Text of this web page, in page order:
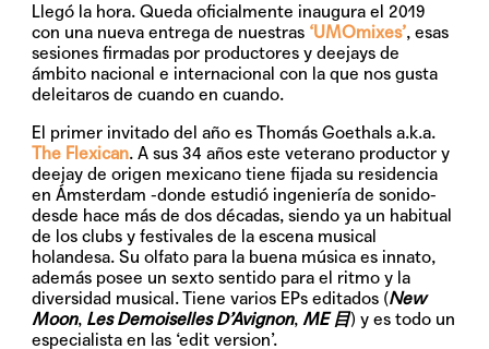
Llegó la hora. Queda oficialmente inaugura el 2019
con una nueva entrega de nuestras ‘UMOmixes’, esas
sesiones firmadas por productores y deejays de
ámbito nacional e internacional con la que nos gusta
deleitaros de cuando en cuando.
El primer invitado del año es Thomás Goethals a.k.a.
The Flexican. A sus 34 años este veterano productor y
deejay de origen mexicano tiene fijada su residencia
en Ámsterdam -donde estudió ingeniería de sonido-
desde hace más de dos décadas, siendo ya un habitual
de los clubs y festivales de la escena musical
holandesa. Su olfato para la buena música es innato,
además posee un sexto sentido para el ritmo y la
diversidad musical. Tiene varios EPs editados (New
Moon, Les Demoiselles D’Avignon,ME目) y es todo un
especialista en las ‘edit version’.